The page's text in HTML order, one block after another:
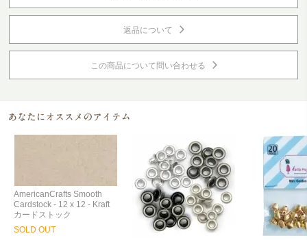
返品について
この商品について問い合わせる
AmericanCrafts Smooth
Cardstock - 12 x 12 - Kraft
カードストック
SOLD OUT